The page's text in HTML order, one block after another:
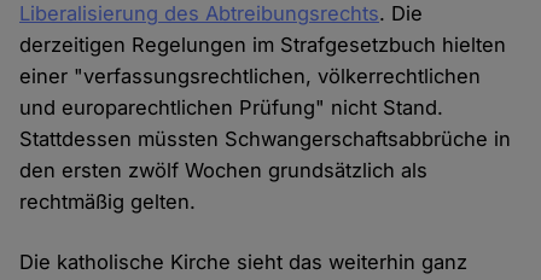
Liberalisierung des Abtreibungsrechts. Die
derzeitigen Regelungen im Strafgesetzbuch hielten
einer "verfassungsrechtlichen, völkerrechtlichen
und europarechtlichen Prüfung" nicht Stand.
Stattdessen müssten Schwangerschaftsabbrüche in
den ersten zwölf Wochen grundsätzlich als
rechtmäßig gelten.
Die katholische Kirche sieht das weiterhin ganz